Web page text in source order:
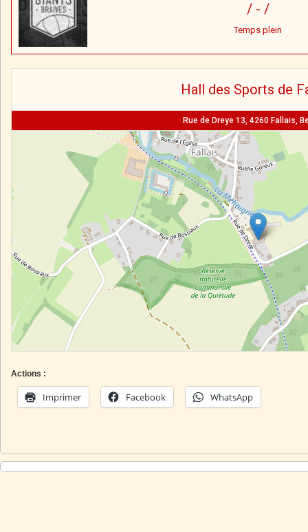
/- /
Temps plein
Hall des Sports de
Rue de Dreye 13, 4260 Fallais,
Actions :
Imprimer Facebook WhatsApp